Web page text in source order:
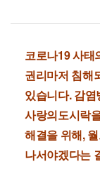
코로나19 사태
권리마저 침해
있습니다. 감
사랑의도시락
해결을 위해,
나서야겠다는